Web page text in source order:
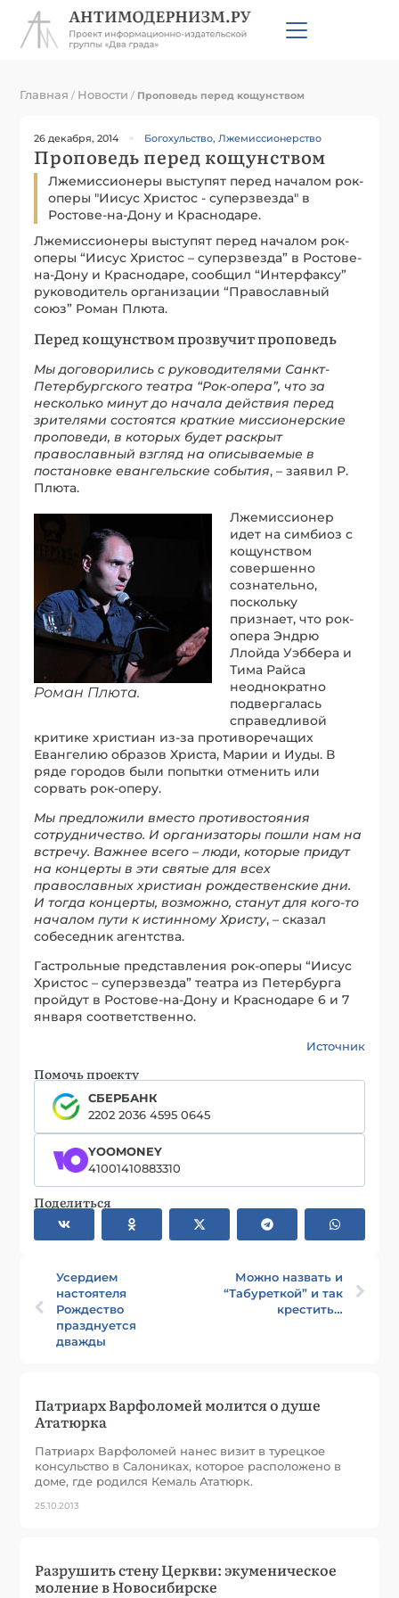
Главная / Новости / Проповедь перед кощунством
26 декабря, 2014 Богохульство, Лжемиссионерство
Проповедь перед кощунством
Лжемиссионеры выступят перед началом рок-
оперы "Иисус Христос - суперзвезда" в
Ростове-на-Дону и Краснодаре.
Лжемиссионеры выступят перед началом рок-
оперы “Иисус Христос – суперзвезда” в Ростове-
на-Дону и Краснодаре, сообщил “Интерфаксу”
руководитель организации “Православный
союз” Роман Плюта.
Перед кощунством прозвучит проповедь
Мы договорились с руководителями Санкт-
Петербургского театра “Рок-опера”, что за
несколько минут до начала действия перед
зрителями состоятся краткие миссионерские
проповеди, в которых будет раскрыт
православный взгляд на описываемые в
постановке евангельские события, – заявил Р.
Плюта.
Роман Плюта.
Лжемиссионер
идет на симбиоз с
кощунством
совершенно
сознательно,
поскольку
признает, что рок-
опера Эндрю
Ллойда Уэббера и
Тима Райса
неоднократно
подвергалась
справедливой
критике христиан из-за противоречащих
Евангелию образов Христа, Марии и Иуды. В
ряде городов были попытки отменить или
сорвать рок-оперу.
Мы предложили вместо противостояния
сотрудничество. И организаторы пошли нам на
встречу. Важнее всего – люди, которые придут
на концерты в эти святые для всех
православных христиан рождественские дни.
И тогда концерты, возможно, станут для кого-то
началом пути к истинному Христу, – сказал
собеседник агентства.
Гастрольные представления рок-оперы “Иисус
Христос – суперзвезда” театра из Петербурга
пройдут в Ростове-на-Дону и Краснодаре 6 и 7
января соответственно.
Источник
Помочь проекту
СБЕРБАНК
2202 2036 4595 0645
YOOMONEY
41001410883310
Поделиться
Усердием
настоятеля
Рождество
празднуется
дважды
Можно назвать и
“Табуреткой” и так
крестить…
Патриарх Варфоломей молится о душе
Ататюрка
Патриарх Варфоломей нанес визит в турецкое
консульство в Салониках, которое расположено в
доме, где родился Кемаль Ататюрк.
25.10.2013
Разрушить стену Церкви: экуменическое
моление в Новосибирске